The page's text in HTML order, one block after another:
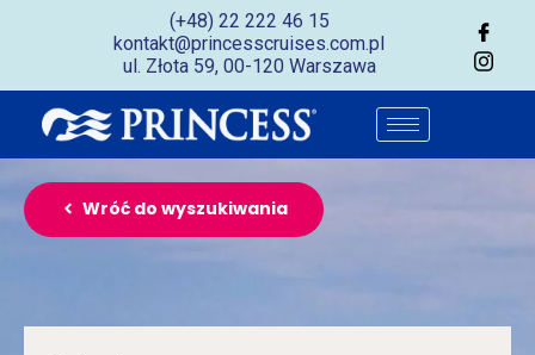
(+48) 22 222 46 15
kontakt@princesscruises.com.pl
ul. Złota 59, 00-120 Warszawa
Wróć do wyszukiwania